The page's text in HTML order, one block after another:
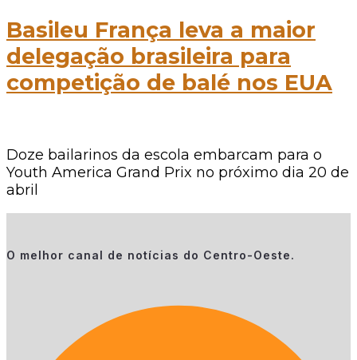
Basileu França leva a maior
delegação brasileira para
competição de balé nos EUA
Doze bailarinos da escola embarcam para o
Youth America Grand Prix no próximo dia 20 de
abril
O melhor canal de notícias do Centro-Oeste.